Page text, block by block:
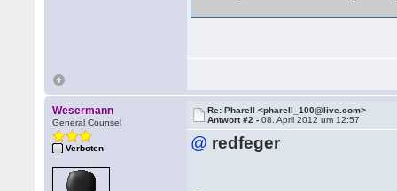
Wesermann
General Counsel
Verboten
Re: Pharell <pharell_100@live.com>
Antwort #2 -08. April 2012 um 12:57
@ redfeger